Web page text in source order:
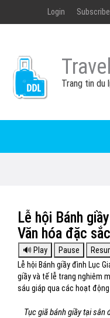
Login Subscribe
Travel
Trang tin du
Lễ hội Bánh
Văn hóa đặc
Lễ hội Bánh giầy đình Lục
giầy và tế lễ trang nghiêm
sáu giáp qua các hoạt động
Tục giã bánh giầy tại sân